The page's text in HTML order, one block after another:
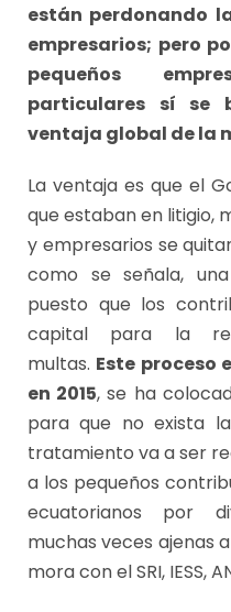
están perdonando
empresarios; pero
pequeños
particulares sí se
ventaja global de la
La ventaja es que el
que estaban en litigio,
y empresarios se
como se señala,
puesto que los
capital para la
multas. Este proceso
en 2015, se ha
para que no exista
tratamiento va a ser
a los pequeños
ecuatorianos por
muchas veces ajenas
mora con el SRI, IESS,